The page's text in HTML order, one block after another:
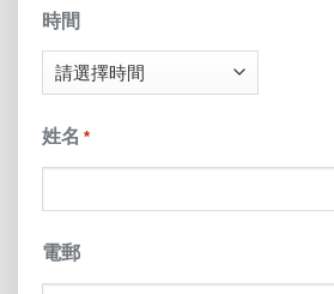
slash
DD
YYYY
時間
姓名 *
電郵